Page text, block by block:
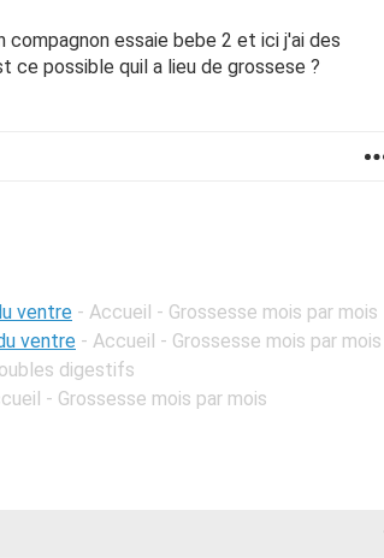
compagnon essaie bebe 2 et ici j'ai des
ce possible quil a lieu de grossese ?
ventre - Accueil - Grossesse mois par mois
ventre - Accueil - Grossesse mois par mois
digestifs
- Grossesse mois par mois